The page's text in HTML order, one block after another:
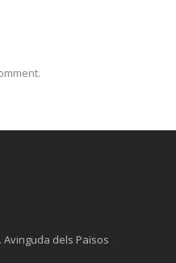
Avinguda dels Països